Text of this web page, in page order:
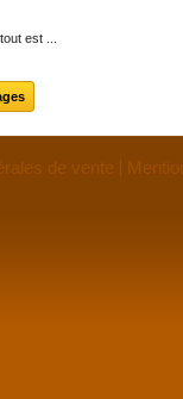
est ...
de vente